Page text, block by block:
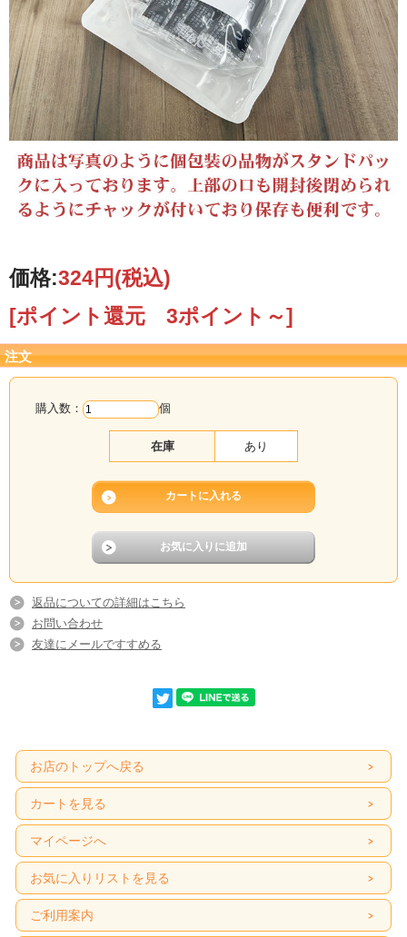
価格:324円(税込)
[ポイント還元 3ポイント～]
注文
購入数： 個
在庫 あり
返品についての詳細はこちら
お問い合わせ
友達にメールですすめる
お店のトップへ戻る
カートを見る
マイページへ
お気に入りリストを見る
ご利用案内